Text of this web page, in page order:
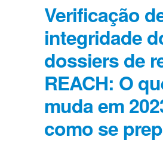
Verificação
integridade
dossiers de
REACH: O
muda em
como se